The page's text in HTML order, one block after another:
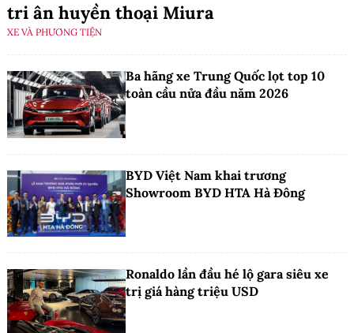
tri ân huyền thoại Miura
XE VÀ PHƯƠNG TIỆN
Ba hãng xe Trung Quốc lọt top 10
toàn cầu nửa đầu năm 2026
BYD Việt Nam khai trương
Showroom BYD HTA Hà Đông
Ronaldo lần đầu hé lộ gara siêu xe
trị giá hàng triệu USD